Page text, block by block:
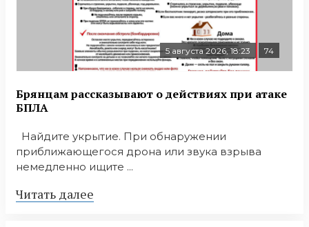
5 августа 2026, 18:23 74
Брянцам рассказывают о действиях при атаке
БПЛА
Найдите укрытие. При обнаружении
приближающегося дрона или звука взрыва
немедленно ищите ...
Читать далее